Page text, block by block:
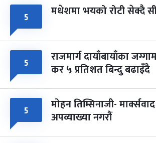
५ मधेशमा भयको रोटी सेक्दै
५ राजमार्ग दायाँबायाँका
कर ५ प्रतिशत बिन्दु बढाइँदै
५ मोहन तिम्सिनाजी-
अपव्याख्या नगरौं